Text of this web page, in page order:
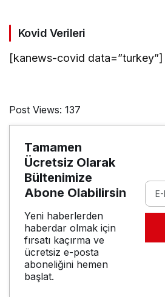
Kovid Verileri
[kanews-covid data=”turkey”]
Post Views: 137
Tamamen
Ücretsiz Olarak
Bültenimize
Abone Olabilirsin
Yeni haberlerden
haberdar olmak için
fırsatı kaçırma ve
ücretsiz e-posta
aboneliğini hemen
başlat.